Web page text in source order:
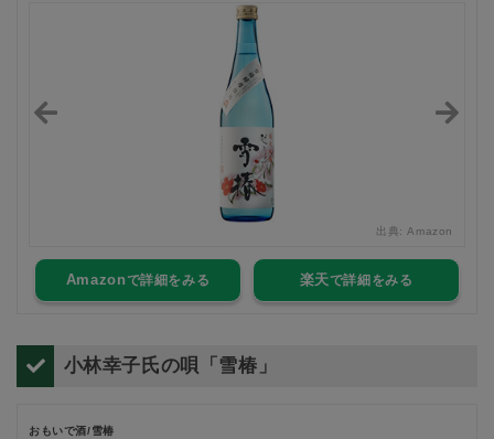
出典: Amazon
Amazon 楽天
小林幸子氏の唄「雪椿」
おもいで酒/雪椿